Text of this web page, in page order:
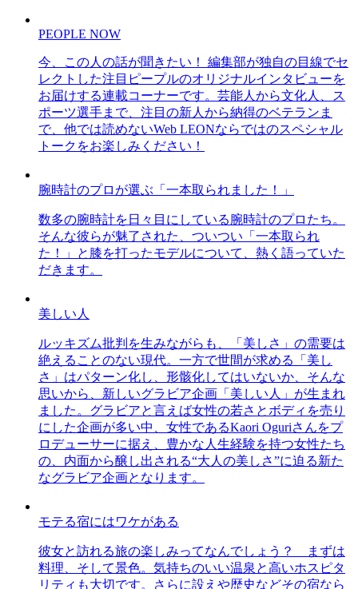
PEOPLE NOW
今、この人の話が聞きたい！ 編集部が独自の目線でセ
レクトした注目ピープルのオリジナルインタビューを
お届けする連載コーナーです。芸能人から文化人、ス
ポーツ選手まで、注目の新人から納得のベテランま
で、他では読めないWeb LEONならではのスペシャル
トークをお楽しみください！
腕時計のプロが選ぶ「一本取られました！」
数多の腕時計を日々目にしている腕時計のプロたち。
そんな彼らが魅了された、ついつい「一本取られ
た！」と膝を打ったモデルについて、熱く語っていた
だきます。
美しい人
ルッキズム批判を生みながらも、「美しさ」の需要は
絶えることのない現代。一方で世間が求める「美し
さ」はパターン化し、形骸化してはいないか、そんな
思いから、新しいグラビア企画「美しい人」が生まれ
ました。グラビアと言えば女性の若さとボディを売り
にした企画が多い中、女性であるKaori Oguriさんをプ
ロデューサーに据え、豊かな人生経験を持つ女性たち
の、内面から醸し出される“大人の美しさ”に迫る新た
なグラビア企画となります。
モテる宿にはワケがある
彼女と訪れる旅の楽しみってなんでしょう？ まずは
料理、そして景色。気持ちのいい温泉と高いホスピタ
リティも大切です。さらに設えや歴史などその宿なら